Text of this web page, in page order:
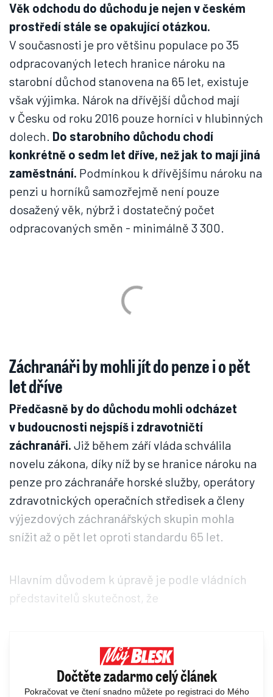
Věk odchodu do důchodu je nejen v českém
prostředí stále se opakující otázkou.
V současnosti je pro většinu populace po 35
odpracovaných letech hranice nároku na
starobní důchod stanovena na 65 let, existuje
však výjimka. Nárok na dřívější důchod mají
v Česku od roku 2016 pouze horníci v hlubinných
dolech. Do starobního důchodu chodí
konkrétně o sedm let dříve, než jak to mají jiná
zaměstnání. Podmínkou k dřívějšímu nároku na
penzi u horníků samozřejmě není pouze
dosažený věk, nýbrž i dostatečný počet
odpracovaných směn - minimálně 3 300.
Záchranáři by mohli jít do penze i o pět
let dříve
Předčasně by do důchodu mohli odcházet
v budoucnosti nejspíš i zdravotničtí
záchranáři. Již během září vláda schválila
novelu zákona, díky níž by se hranice nároku na
penze pro záchranáře horské služby, operátory
zdravotnických operačních středisek a členy
výjezdových záchranářských skupin mohla
snížit až o pět let oproti standardu 65 let.
Hlavním důvodem k úpravě je podle vládních
představitelů skutečnost, že
Dočtěte zadarmo celý článek
Pokračovat ve čtení snadno můžete po registraci do Mého